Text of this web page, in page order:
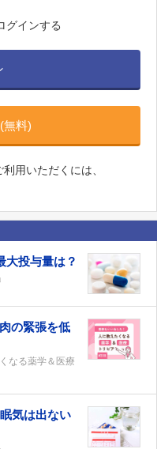
グインする
無料)
用いただくには、
大投与量は？
の緊張を低
なる薬学＆医療
気は出ない